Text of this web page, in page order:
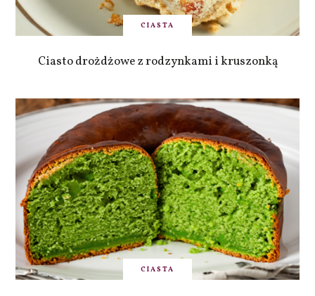
CIASTA
Ciasto drożdżowe z rodzynkami i kruszonką
CIASTA